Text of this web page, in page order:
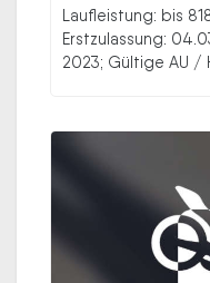
Laufleistung: bis
Erstzulassung:
2023; Gültige AU /